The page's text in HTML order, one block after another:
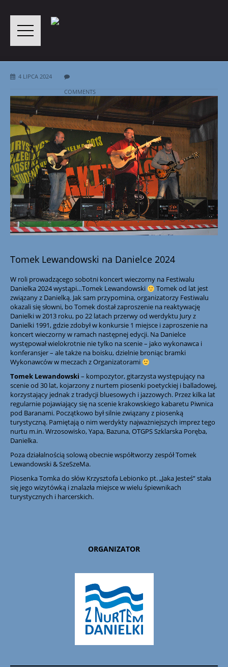
4 LIPCA 2024
COMMENTS
Tomek Lewandowski na Danielce 2024
W roli prowadzącego sobotni koncert wieczorny na Festiwalu
Danielka 2024 wystąpi…Tomek Lewandowski
Tomek od lat jest
związany z Danielką. Jak sam przypomina, organizatorzy Festiwalu
okazali się słowni, bo Tomek dostał zaproszenie na reaktywację
Danielki w 2013 roku, po 22 latach przerwy od werdyktu Jury z
Danielki 1991, gdzie zdobył w konkursie 1 miejsce i zaproszenie na
koncert wieczorny w ramach następnej edycji. Na Danielce
występował wielokrotnie nie tylko na scenie – jako wykonawca i
konferansjer – ale także na boisku, dzielnie broniąc bramki
Wykonawców w meczach z Organizatorami
Tomek Lewandowski – kompozytor, gitarzysta występujący na
scenie od 30 lat, kojarzony z nurtem piosenki poetyckiej i balladowej,
korzystający jednak z tradycji bluesowych i jazzowych. Przez kilka lat
regularnie pojawiający się na scenie krakowskiego kabaretu Piwnica
pod Baranami. Początkowo był silnie związany z piosenką
turystyczną. Pamiętają o nim werdykty najważniejszych imprez tego
nurtu m.in. Wrzosowisko, Yapa, Bazuna, OTGPS Szklarska Poręba,
Danielka.
Poza działalnością solową obecnie współtworzy zespół Tomek
Lewandowski & SzeSzeMa.
Piosenka Tomka do słów Krzysztofa Lebionko pt. „Jaka Jesteś” stała
się jego wizytówką i znalazła miejsce w wielu śpiewnikach
turystycznych i harcerskich.
ORGANIZATOR